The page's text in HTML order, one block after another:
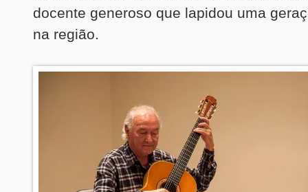
docente generoso que lapidou uma
na região.